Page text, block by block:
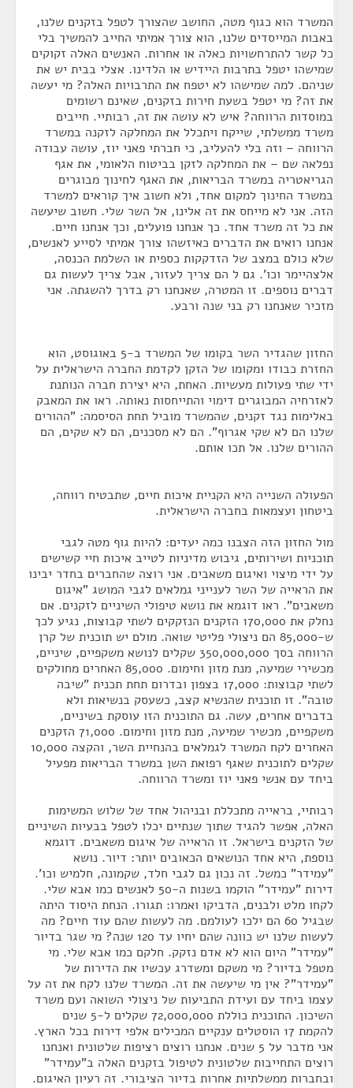
המשרד הוא כגוף מטה, החושב שהצורך לטפל בזקנים שלנו,
באבות המייסדים שלנו, הוא צורך אמיתי החייב להמשיך בלי
כל קשר להתרחשויות כאלה או אחרות. האנשים האלה זקוקים
שמישהו יטפל בתרבות היידיש או הלדינו. אצלי בבית יש את
שניהם. למה שמישהו לא יטפח את התרבויות האלה? מי יעשה
את זה? מי יטפל בשעת חירות בזקנים, שאינם רשומים
במוסדות הרווחה? איש לא עושה את זה, רבותיי. חייבים
משרד ממשלתי, שייקח ויתכלל את המחלקה לזקנה במשרד
הרווחה – וזה בלי להעליב, כי חברתי פאני יוז, עושה עבודה
נפלאה שם – את המחלקה לזקן בביטוח הלאומי, את אגף
הגריאטריה במשרד הבריאות, את האגף לחינוך מבוגרים
במשרד החינוך למקום אחד, ולא חשוב איך קוראים למשרד
הזה. אני לא מייחס את זה אלינו, אל השר שלי. חשוב שיעשה
את כל זה משרד אחד. כך אנחנו פועלים, וכך אנחנו חיים.
אנחנו רואים את הדברים כאיזשהו צורך אמיתי לסייע לאנשים,
שלא כולם במצב של הזדקקות כספית או השלמת הכנסה,
אלצהיימר וכו'. גם ל הם צריך לעזור, אבל צריך לעשות גם
דברים נוספים. זו המטרה, שאנחנו רק בדרך להשגתה. אני
מזכיר שאנחנו רק בני שנה ורבע.
החזון שהגדיר השר בקומו של המשרד ב-5 באוגוסט, הוא
החזרת כבודו ומקומו של הזקן לקדמת החברה הישראלית על
ידי שתי פעולות מעשיות. האחת, היא יצירת חברה הנותנת
לאזרחיה המבוגרים דימוי והתייחסות נאותה. ראו את המאבק
באלימות נגד זקנים, שהמשרד מוביל תחת הסיסמה: "ההורים
שלנו הם לא שקי אגרוף". הם לא מסכנים, הם לא שקים, הם
ההורים שלנו. אל תכו אותם.
הפעולה השנייה היא הקניית איכות חיים, שתבטיח רווחה,
ביטחון ועצמאות בחברה הישראלית.
מול החזון הזה הצבנו כמה יעדים: להיות גוף מטה לגבי
תוכניות ושירותים, גיבוש מדיניות לטייב איכות חיי קשישים
על ידי מיצוי ואיגום משאבים. אני רוצה שהחברים בחדר יבינו
את הראייה של השר לענייני גמלאים לגבי המושג "איגום
משאבים". ראו דוגמא את נושא טיפולי השיניים לזקנים. אם
נחלק את 170,000 הזקנים הנזקקים לשתי קבוצות, נגיע לכך
ש-85,000 הם ניצולי פליטי שואה. מולם יש תוכנית של קרן
הרווחה בסך 350,000,000 שקלים לנושא משקפיים, שיניים,
מכשירי שמיעה, מנת מזון וחימום. 85,000 האחרים מחולקים
לשתי קבוצות: 17,000 בצפון ובדרום תחת תכנית "שיבה
טובה". זו תוכנית שהנשיא קצב, כשעסק בנשיאות ולא
בדברים אחרים, עשה. גם התוכנית הזו עוסקת בשיניים,
משקפיים, מכשיר שמיעה, מנת מזון וחימום. 71,000 הזקנים
האחרים לקח המשרד לגמלאים בהנחיית השר, והקצה 10,000
שקלים לתוכנית שאגף רפואת השן במשרד הבריאות מפעיל
ביחד עם אנשי פאני יוז ומשרד הרווחה.
רבותיי, בראייה מתכללת ובניהול אחד של שלוש המשימות
האלה, אפשר להגיד שתוך שנתיים יכלו לטפל בבעיות השיניים
של הזקנים בישראל. זו הראייה של איגום משאבים. דוגמא
נוספת, היא אחד הנושאים הכאובים יותר: דיור. נושא
"עמידר" כמשל. זה נכון גם לגבי חלד, שקמונה, חלמיש וכו'.
דירות "עמידר" הוקמו בשנות ה-50 לאנשים כמו אבא שלי.
לקחו מלט ולבנים, הדביקו ואמרו: תגורו. הנחת היסוד היתה
שבגיל 60 הם ילכו לעולמם. מה לעשות שהם עוד חיים? מה
לעשות שלנו יש כוונה שהם יחיו עד 120 שנה? מי שגר בדיור
"עמידר" היום הוא לא אדם נזקק. חלקם כמו אבא שלי. מי
מטפל בדיור? מי משקם ומשדרג עכשיו את הדירות של
"עמידר"? אין מי שיעשה את זה. המשרד שלנו לקח את זה על
עצמו ביחד עם ועידת התביעות של ניצולי השואה ועם משרד
השיכון. התוכנית כוללת 72,000,000 שקלים ל-5 שנים
להקמת 17 הוסטלים ענקיים המכילים אלפי דירות בכל הארץ.
אני מדבר על 5 שנים. אנחנו רוצים רציפות שלטונית ואנחנו
רוצים התחייבות שלטונית לטיפול בזקנים האלה ב"עמידר"
ובחברות ממשלתיות אחרות בדיור הציבורי. זה רעיון האיגום.